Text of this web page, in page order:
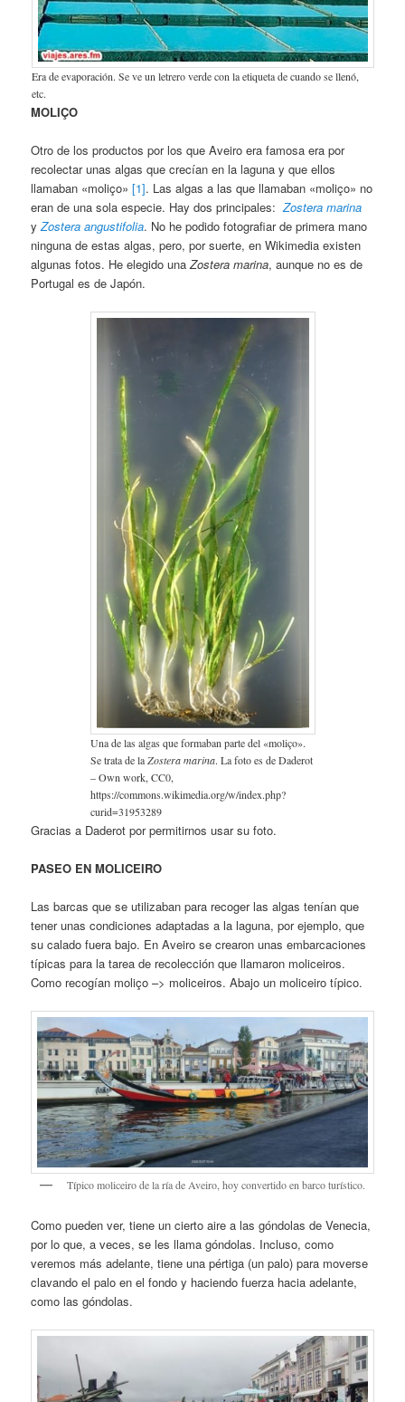
Era de evaporación. Se ve un letrero verde con la etiqueta de cuando se llenó,
etc.
MOLIÇO
Otro de los productos por los que Aveiro era famosa era por
recolectar unas algas que crecían en la laguna y que ellos
llamaban «moliço» [1]. Las algas a las que llamaban «moliço» no
eran de una sola especie. Hay dos principales:Zostera marina
yZostera angustifolia. No he podido fotografiar de primera mano
ninguna de estas algas, pero, por suerte, en Wikimedia existen
algunas fotos. He elegido unaZostera marina, aunque no es de
Portugal es de Japón.
Una de las algas que formaban parte del «moliço».
Se trata de la Zostera marina. La foto es de Daderot
– Own work, CC0,
https://commons.wikimedia.org/w/index.php?
curid=31953289
Gracias a Daderot por permitirnos usar su foto.
PASEO EN MOLICEIRO
Las barcas que se utilizaban para recoger las algas tenían que
tener unas condiciones adaptadas a la laguna, por ejemplo, que
su calado fuera bajo. En Aveiro se crearon unas embarcaciones
típicas para la tarea de recolección que llamaron moliceiros.
Como recogían moliço –> moliceiros. Abajo un moliceiro típico.
Típico moliceiro de la ría de Aveiro, hoy convertido en barco turístico.
Como pueden ver, tiene un cierto aire a las góndolas de Venecia,
por lo que, a veces, se les llama góndolas. Incluso, como
veremos más adelante, tiene una pértiga (un palo) para moverse
clavando el palo en el fondo y haciendo fuerza hacia adelante,
como las góndolas.